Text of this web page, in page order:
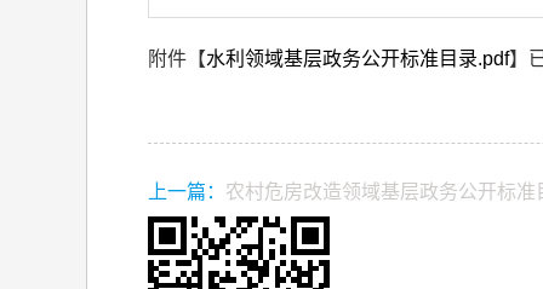
附件【水利领域基层政务公开标准目录.pdf】
上一篇： 农村危房改造领域基层政务公开标准